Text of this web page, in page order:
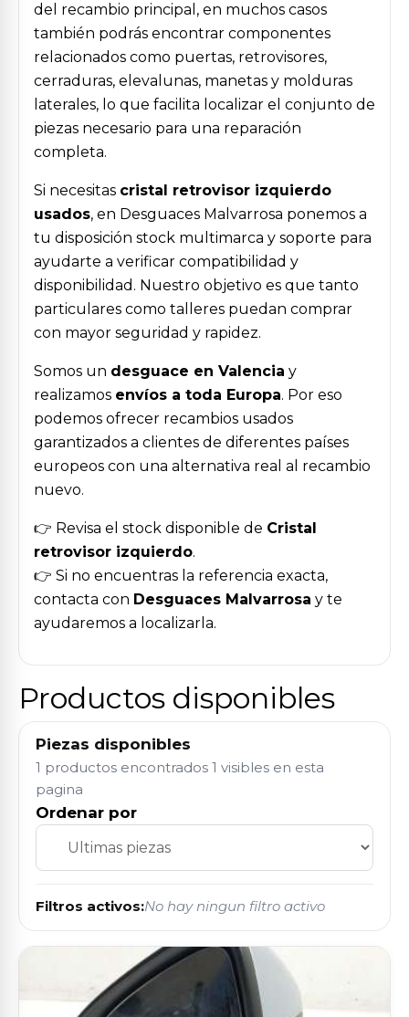
del recambio principal, en muchos casos
también podrás encontrar componentes
relacionados como puertas, retrovisores,
cerraduras, elevalunas, manetas y molduras
laterales, lo que facilita localizar el conjunto de
piezas necesario para una reparación
completa.
Si necesitas cristal retrovisor izquierdo
usados, en Desguaces Malvarrosa ponemos a
tu disposición stock multimarca y soporte para
ayudarte a verificar compatibilidad y
disponibilidad. Nuestro objetivo es que tanto
particulares como talleres puedan comprar
con mayor seguridad y rapidez.
Somos un desguace en Valencia y
realizamos envíos a toda Europa. Por eso
podemos ofrecer recambios usados
garantizados a clientes de diferentes países
europeos con una alternativa real al recambio
nuevo.
👉 Revisa el stock disponible de Cristal
retrovisor izquierdo.
👉 Si no encuentras la referencia exacta,
contacta con Desguaces Malvarrosa y te
ayudaremos a localizarla.
Productos disponibles
Piezas disponibles
1 productos encontrados 1 visibles en esta
pagina
Ordenar por
Filtros activos:No hay ningun filtro activo